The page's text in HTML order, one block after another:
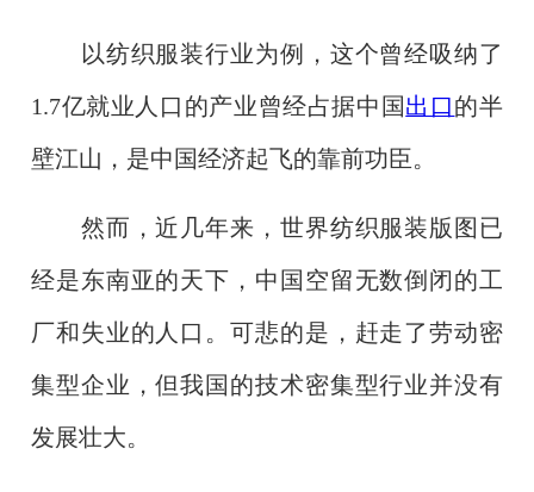
以纺织服装行业为例，这个曾经吸纳了
1.7亿就业人口的产业曾经占据中国 出口 的半
壁江山，是中国经济起飞的靠前功臣。
然而，近几年来，世界纺织服装版图已
经是东南亚的天下，中国空留无数倒闭的工
厂和失业的人口。可悲的是，赶走了劳动密
集型企业，但我国的技术密集型行业并没有
发展壮大。